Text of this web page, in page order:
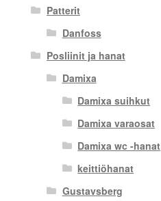
Patterit
Danfoss
Posliinit ja hanat
Damixa
Damixa suihkut
Damixa varaosat
Damixa wc -hanat
keittiöhanat
Gustavsberg